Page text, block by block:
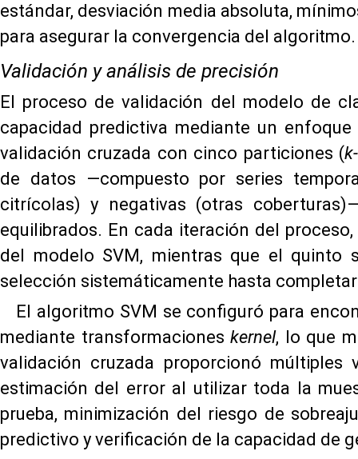
estándar, desviación media absoluta,
para asegurar la convergencia del algoritmo.
Validación y análisis de precisión
El proceso de validación del modelo de
capacidad predictiva mediante un
validación cruzada con cinco particiones (
de datos —compuesto por series
citrícolas) y negativas (otras
equilibrados. En cada iteración del
del modelo SVM, mientras que el quinto
selección sistemáticamente hasta
El algoritmo SVM se configuró para
mediante transformacioneskernel, lo que
validación cruzada proporcionó
estimación del error al utilizar toda la
prueba, minimización del riesgo de
predictivo y verificación de la capacidad de